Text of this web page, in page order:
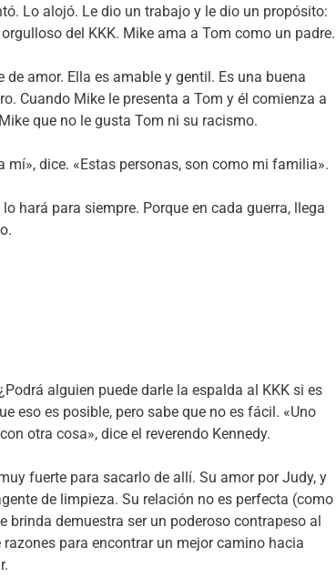
Lo alojó. Le dio un trabajo y le dio un propósito:
del KKK. Mike ama a Tom como un padre.
amor. Ella es amable y gentil. Es una buena
Cuando Mike le presenta a Tom y él comienza a
que no le gusta Tom ni su racismo.
dice. «Estas personas, son como mi familia».
hará para siempre. Porque en cada guerra, llega
alguien puede darle la espalda al KKK si es
eso es posible, pero sabe que no es fácil. «Uno
otra cosa», dice el reverendo Kennedy.
fuerte para sacarlo de allí. Su amor por Judy, y
de limpieza. Su relación no es perfecta (como
brinda demuestra ser un poderoso contrapeso al
para encontrar un mejor camino hacia